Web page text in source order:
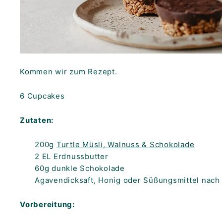
Kommen wir zum Rezept.
6 Cupcakes
Zutaten:
200g Turtle Müsli, Walnuss & Schokolade
2 EL Erdnussbutter
60g dunkle Schokolade
Agavendicksaft, Honig oder Süßungsmittel
Vorbereitung: